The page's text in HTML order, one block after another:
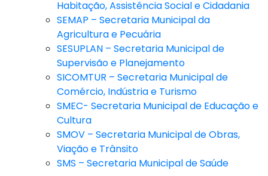
Habitação, Assistência Social e Cidadania
SEMAP – Secretaria Municipal da
Agricultura e Pecuária
SESUPLAN – Secretaria Municipal de
Supervisão e Planejamento
SICOMTUR – Secretaria Municipal de
Comércio, Indústria e Turismo
SMEC- Secretaria Municipal de Educação e
Cultura
SMOV – Secretaria Municipal de Obras,
Viação e Trânsito
SMS – Secretaria Municipal de Saúde